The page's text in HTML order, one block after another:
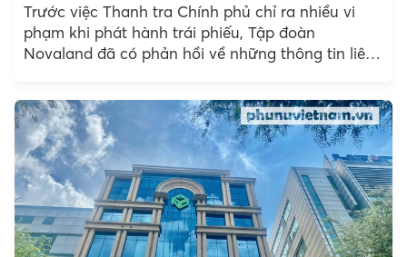
Trước việc Thanh tra Chính phủ chỉ ra nhiều vi
phạm khi phát hành trái phiếu, Tập đoàn
Novaland đã có phản hồi về những thông tin liên